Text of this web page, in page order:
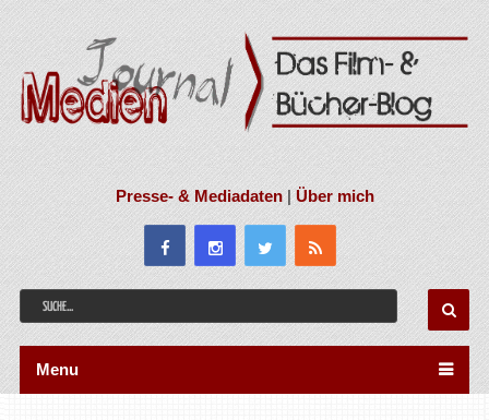
Presse- & Mediadaten|Über mich
Menu